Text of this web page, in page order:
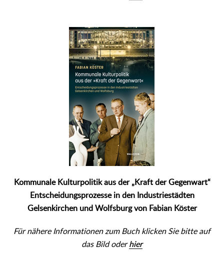
Kommunale Kulturpolitik aus der „Kraft der Gegenwart“
Entscheidungsprozesse in den Industriestädten
Gelsenkirchen und Wolfsburgvon Fabian Köster
Für nähere Informationen zum Buch klicken Sie bitte auf
das Bild oderhier